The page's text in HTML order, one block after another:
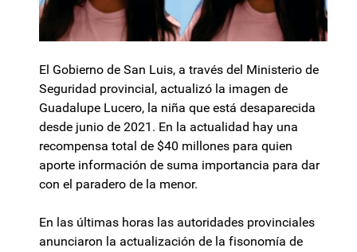
El Gobierno de San Luis, a través del Ministerio de
Seguridad provincial, actualizó la imagen de
Guadalupe Lucero, la niña que está desaparecida
desde junio de 2021. En la actualidad hay una
recompensa total de $40 millones para quien
aporte información de suma importancia para dar
con el paradero de la menor.
En las últimas horas las autoridades provinciales
anunciaron la actualización de la fisonomía de